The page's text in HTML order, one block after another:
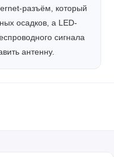
разъём, который
осадков, а LED-
сигнала
антенну.